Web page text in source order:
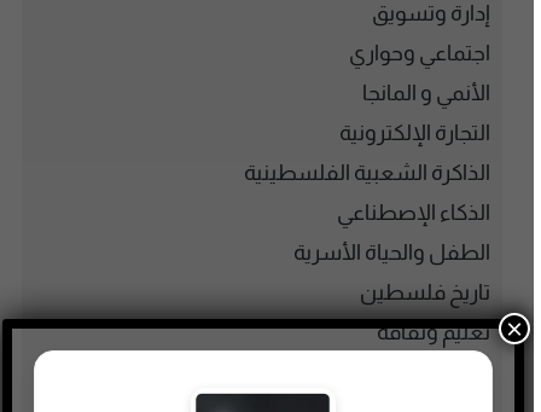
إدارة وتسويق
اجتماعي وحواري
الأنمي و المانجا
التجارة الإلكترونية
الذاكرة الشعبية الفلسطينية
الذكاء الإصطناعي
الطفل والحياة الأسرية
تاريخ فلسطين
تعليم وثقافة
تكنولوجيا وتقنية
×